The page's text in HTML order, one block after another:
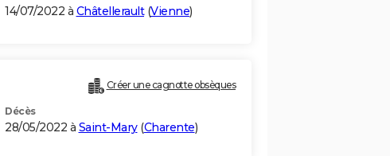
14/07/2022 à Châtellerault(Vienne)
Créer une cagnotte obsèques
Décès
28/05/2022 à Saint-Mary(Charente)